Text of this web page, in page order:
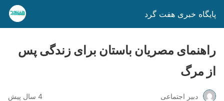
پایگاه خبری هفت گرد
راهنمای مصریان باستان برای زندگی پس
از مرگ
دبیر اجتماعی 4 سال پیش